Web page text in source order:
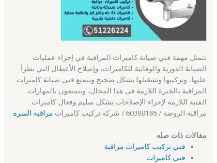
تتمثل مهمة فني صيانة كاميرات المراقبة في إجراء عمليات
الصيانة الدورية والوقائية للكاميرات، وإصلاح الأعطال التي تطرأ
عليها، وتركيبها وتشغيلها بشكل صحيح ويتمتع فني صيانة كاميرات
المراقبة بالخبرة اللازمة في هذا المجال، ويتمتعون بالمهارات
الفنية اللازمة لإجراء الإصلاحات بشكل سليم وفعال كاميرات
مراقبة الروضة / 60388186 / شركة تركيب كاميرات
مراقبة السرة
مقالات ذات صله
فني تركيب كاميرات مراقبة
فني كاميرات